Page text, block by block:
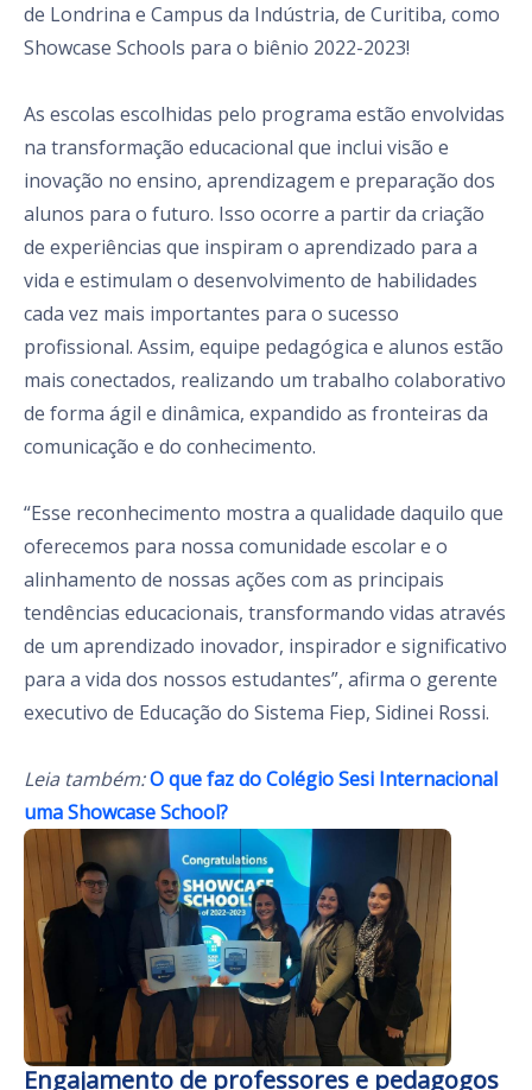
de Londrina e Campus da Indústria, de Curitiba, como
Showcase Schools para o biênio 2022-2023!
As escolas escolhidas pelo programa estão envolvidas
na transformação educacional que inclui visão e
inovação no ensino, aprendizagem e preparação dos
alunos para o futuro. Isso ocorre a partir da criação
de experiências que inspiram o aprendizado para a
vida e estimulam o desenvolvimento de habilidades
cada vez mais importantes para o sucesso
profissional. Assim, equipe pedagógica e alunos estão
mais conectados, realizando um trabalho colaborativo
de forma ágil e dinâmica, expandido as fronteiras da
comunicação e do conhecimento.
“Esse reconhecimento mostra a qualidade daquilo que
oferecemos para nossa comunidade escolar e o
alinhamento de nossas ações com as principais
tendências educacionais, transformando vidas através
de um aprendizado inovador, inspirador e significativo
para a vida dos nossos estudantes”, afirma o gerente
executivo de Educação do Sistema Fiep, Sidinei Rossi.
Leia também:O que faz do Colégio Sesi Internacional
uma Showcase School?
Engajamento de professores e pedagogos